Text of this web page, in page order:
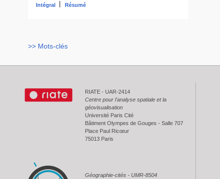
Intégral | Résumé
>> Mots-clés
RIATE - UAR-2414
Centre pour l'analyse spatiale et la
géovisualisation
Université Paris Cité
Bâtiment Olympes de Gouges - Salle 707
Place Paul Ricœur
75013 Paris
Géographie-cités - UMR-8504